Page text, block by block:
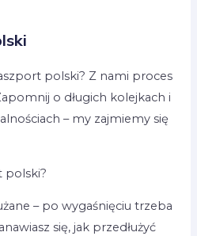
polski? Z nami proces
o długich kolejkach i
– my zajmiemy się
polski?
– po wygaśnięciu trzeba
się, jak przedłużyć